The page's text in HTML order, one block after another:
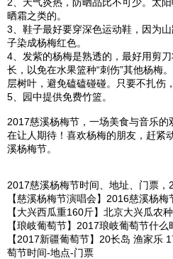
晒霜之类的。
3、鞋子最好要穿深色运动鞋，因为
子染成杨梅红色。
4、发紫的杨梅是熟透的，最好用剪
长，以免在水果篮种“刺伤”其他杨梅
层树叶，避免磕磕碰碰。只要不扎
5、园中提供免费竹篮。
2017慈溪杨梅节，一场美食与音乐
在让人期待！喜欢杨梅的朋友，赶紧
溪杨梅节。
2017慈溪杨梅节时间、地址、门票
【慈溪杨梅节演唱会】2016慈溪杨
【大兴西瓜重160斤】北京大兴瓜农
【琅岐葡萄节】2017琅岐葡萄节什
【2017新疆葡萄节】20长岛 渔家乐
萄节时间-地点-门票